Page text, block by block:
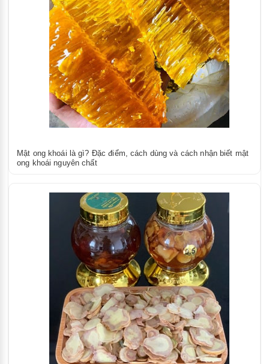
Mật ong khoái là gì? Đặc điểm, cách dùng và cách nhận biết mật
ong khoái nguyên chất